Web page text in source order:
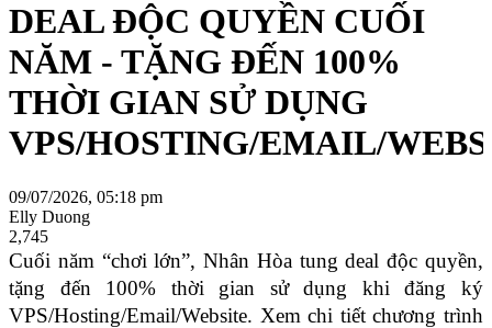
DEAL ĐỘC QUYỀN CUỐI
NĂM - TẶNG ĐẾN 100%
THỜI GIAN SỬ DỤNG
VPS/HOSTING/EMAIL/
09/07/2026, 05:18 pm
Elly Duong
2,745
Cuối năm “chơi lớn”, Nhân Hòa tung deal độc quyền,
tặng đến 100% thời gian sử dụng khi đăng ký
VPS/Hosting/Email/Website. Xem chi tiết chương trình